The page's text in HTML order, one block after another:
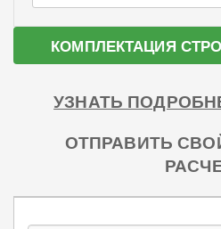
КОМПЛЕКТАЦИЯ
УЗНАТЬ
ОТПРАВИТЬ